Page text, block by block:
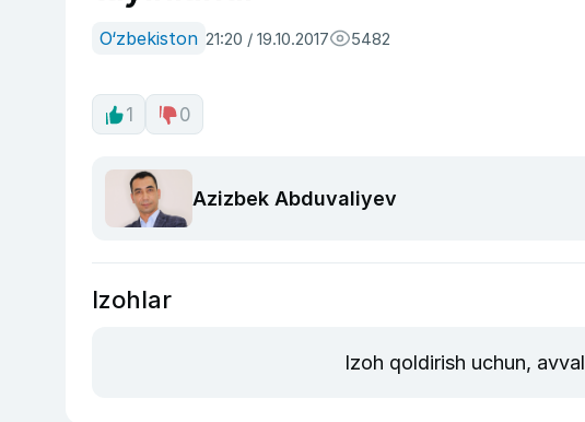
O‘zbekiston 21:20 / 19.10.2017 5482
1 0
Azizbek Abduvaliyev
Izohlar
Izoh qoldirish uchun, avval